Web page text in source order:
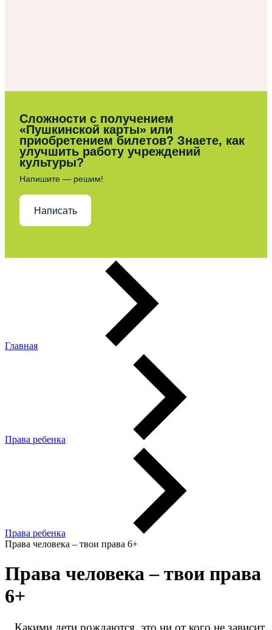
Сложности с получением
«Пушкинской карты» или
приобретением билетов? Знаете, как
улучшить работу учреждений
культуры?
Напишите — решим!
Написать
Главная
Права ребенка
Права ребенка
Права человека – твои права 6+
Права человека – твои права
6+
Какими дети рождаются, это ни от кого не зависит,